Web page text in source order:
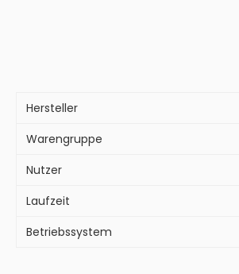
Hersteller
Warengruppe
Nutzer
Laufzeit
Betriebssystem